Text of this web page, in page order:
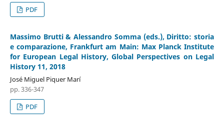
PDF
Massimo Brutti & Alessandro Somma (eds.), Diritto: storia
e comparazione, Frankfurt am Main: Max Planck Institute
for European Legal History, Global Perspectives on Legal
History 11, 2018
José Miguel Piquer Marí
pp. 336-347
PDF